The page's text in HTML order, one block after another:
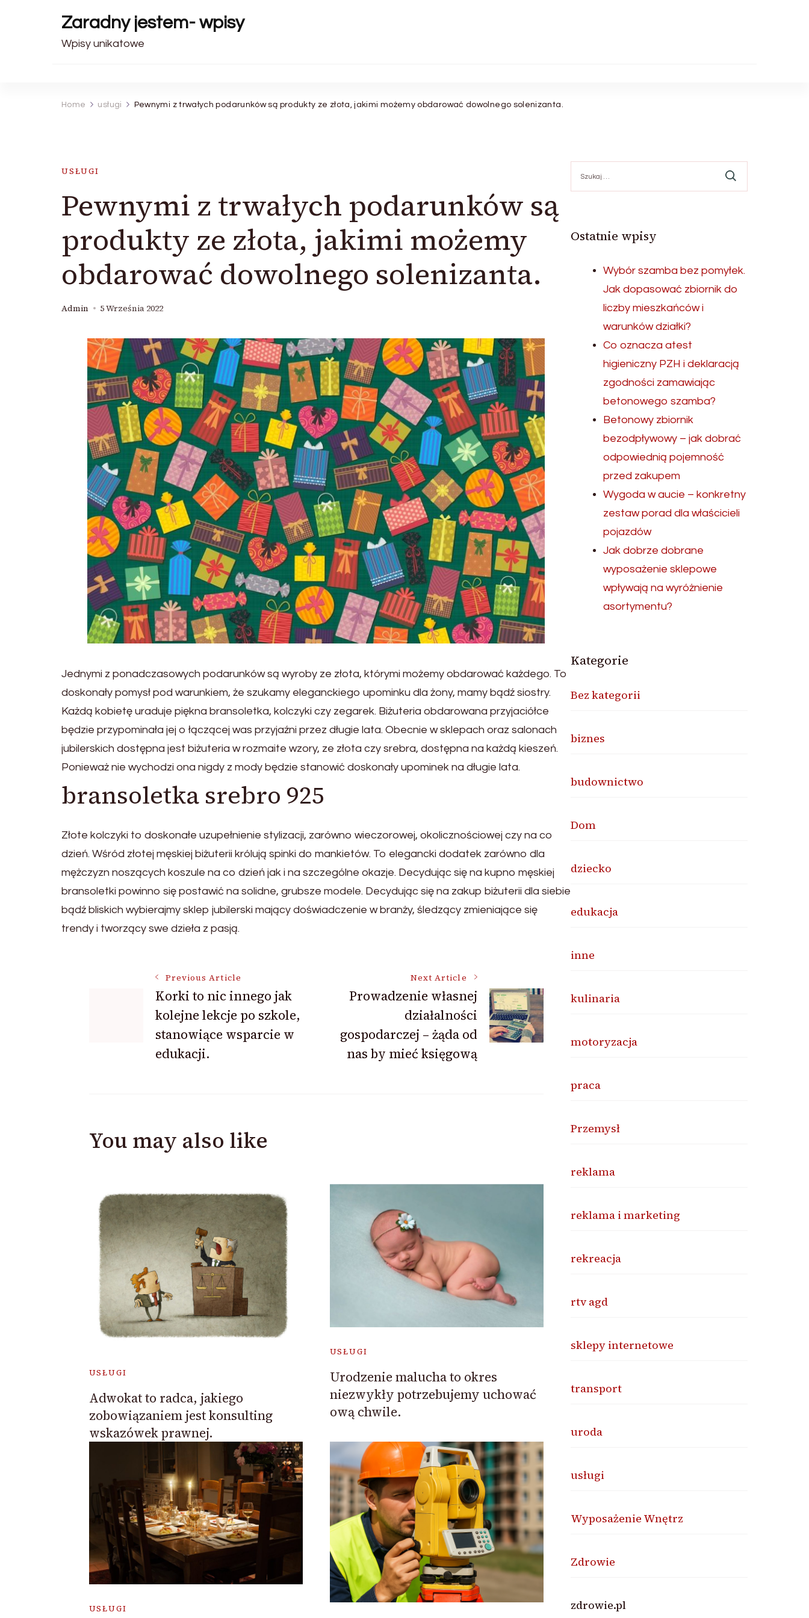
Zaradny jestem- wpisy
Wpisy unikatowe
Home usługi Pewnymi z trwałych podarunków są produkty ze złota, jakimi możemy obdarować dowolnego solenizanta.
USŁUGI
Pewnymi z trwałych podarunków są
produkty ze złota, jakimi możemy
obdarować dowolnego solenizanta.
Admin 5 Września 2022
Jednymi z ponadczasowych podarunków są wyroby ze złota, którymi możemy obdarować każdego. To
doskonały pomysł pod warunkiem, że szukamy eleganckiego upominku dla żony, mamy bądź siostry.
Każdą kobietę uraduje piękna bransoletka, kolczyki czy zegarek. Biżuteria obdarowana przyjaciółce
będzie przypominała jej o łączącej was przyjaźni przez długie lata. Obecnie w sklepach oraz salonach
jubilerskich dostępna jest biżuteria w rozmaite wzory, ze złota czy srebra, dostępna na każdą kieszeń.
Ponieważ nie wychodzi ona nigdy z mody będzie stanowić doskonały upominek na długie lata.
bransoletka srebro 925
Złote kolczyki to doskonałe uzupełnienie stylizacji, zarówno wieczorowej, okolicznościowej czy na co
dzień. Wśród złotej męskiej biżuterii królują spinki do mankietów. To elegancki dodatek zarówno dla
mężczyzn noszących koszule na co dzień jak i na szczególne okazje. Decydując się na kupno męskiej
bransoletki powinno się postawić na solidne, grubsze modele. Decydując się na zakup biżuterii dla siebie
bądź bliskich wybierajmy sklep jubilerski mający doświadczenie w branży, śledzący zmieniające się
trendy i tworzący swe dzieła z pasją.
Navigation
Previous Article
Korki to nic innego jak
kolejne lekcje po szkole,
stanowiące wsparcie w
edukacji.
Next Article
Prowadzenie własnej
działalności
gospodarczej – żąda od
nas by mieć księgową
You may also like
USŁUGI
Adwokat to radca, jakiego
zobowiązaniem jest konsulting
wskazówek prawnej.
USŁUGI
Urodzenie malucha to okres
niezwykły potrzebujemy uchować
ową chwile.
USŁUGI
Ostatnie wpisy
Wybór szamba bez pomyłek.
Jak dopasować zbiornik do
liczby mieszkańców i
warunków działki?
Co oznacza atest
higieniczny PZH i deklaracją
zgodności zamawiając
betonowego szamba?
Betonowy zbiornik
bezodpływowy – jak dobrać
odpowiednią pojemność
przed zakupem
Wygoda w aucie – konkretny
zestaw porad dla właścicieli
pojazdów
Jak dobrze dobrane
wyposażenie sklepowe
wpływają na wyróżnienie
asortymentu?
Kategorie
Bez kategorii
biznes
budownictwo
Dom
dziecko
edukacja
inne
kulinaria
motoryzacja
praca
Przemysł
reklama
reklama i marketing
rekreacja
rtv agd
sklepy internetowe
transport
uroda
usługi
Wyposażenie Wnętrz
Zdrowie
zdrowie.pl